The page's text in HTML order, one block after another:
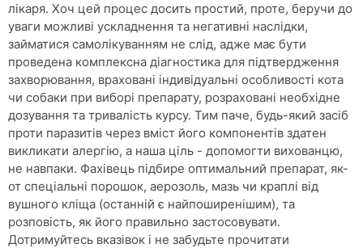
лікаря. Хоч цей процес досить простий, проте, беручи до
уваги можливі ускладнення та негативні наслідки,
займатися самолікуванням не слід, адже має бути
проведена комплексна діагностика для підтвердження
захворювання, враховані індивідуальні особливості кота
чи собаки при виборі препарату, розраховані необхідне
дозування та тривалість курсу. Тим паче, будь-який засіб
проти паразитів через вміст його компонентів здатен
викликати алергію, а наша ціль - допомогти вихованцю,
не навпаки. Фахівець підбире оптимальний препарат, як-
от спеціальні порошок, аерозоль, мазь чи краплі від
вушного кліща (останній є найпоширенішим), та
розповість, як його правильно застосовувати.
Дотримуйтесь вказівок і не забудьте прочитати